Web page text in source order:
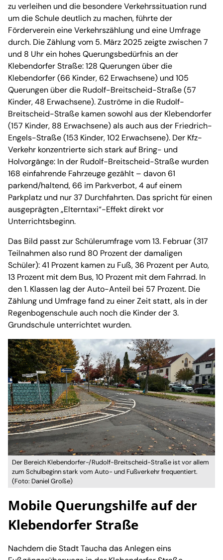
zu verleihen und die besondere Verkehrssituation rund
um die Schule deutlich zu machen, führte der
Förderverein eine Verkehrszählung und eine Umfrage
durch. Die Zählung vom 5. März 2025 zeigte zwischen 7
und 8 Uhr ein hohes Querungsbedürfnis an der
Klebendorfer Straße: 128 Querungen über die
Klebendorfer (66 Kinder, 62 Erwachsene) und 105
Querungen über die Rudolf-Breitscheid-Straße (57
Kinder, 48 Erwachsene). Zuströme in die Rudolf-
Breitscheid-Straße kamen sowohl aus der Klebendorfer
(157 Kinder, 88 Erwachsene) als auch aus der Friedrich-
Engels-Straße (153 Kinder, 102 Erwachsene). Der Kfz-
Verkehr konzentrierte sich stark auf Bring- und
Holvorgänge: In der Rudolf-Breitscheid-Straße wurden
168 einfahrende Fahrzeuge gezählt – davon 61
parkend/haltend, 66 im Parkverbot, 4 auf einem
Parkplatz und nur 37 Durchfahrten. Das spricht für einen
ausgeprägten „Elterntaxi“-Effekt direkt vor
Unterrichtsbeginn.
Das Bild passt zur Schülerumfrage vom 13. Februar (317
Teilnahmen also rund 80 Prozent der damaligen
Schüler): 41 Prozent kamen zu Fuß, 36 Prozent per Auto,
13 Prozent mit dem Bus, 10 Prozent mit dem Fahrrad. In
den 1. Klassen lag der Auto-Anteil bei 57 Prozent. Die
Zählung und Umfrage fand zu einer Zeit statt, als in der
Regenbogenschule auch noch die Kinder der 3.
Grundschule unterrichtet wurden.
Der Bereich Klebendorfer-/Rudolf-Breitscheid-Straße ist vor allem
zum Schulbeginn stark vom Auto- und Fußverkehr frequentiert.
(Foto: Daniel Große)
Mobile Querungshilfe auf der
Klebendorfer Straße
Nachdem die Stadt Taucha das Anlegen eins